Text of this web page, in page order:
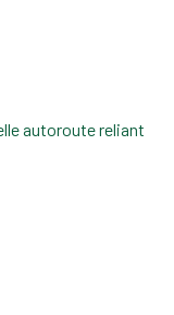
autoroute reliant